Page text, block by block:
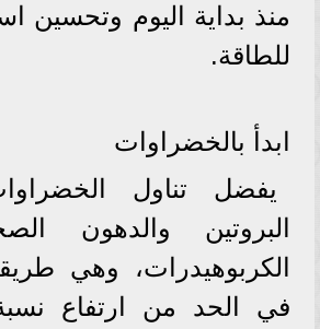
منذ بداية اليوم وتحسين
للطاقة.
ابدأ بالخضراوات
يفضل تناول
البروتين والدهون
الكربوهيدرات، وهي
في الحد من ارتفاع